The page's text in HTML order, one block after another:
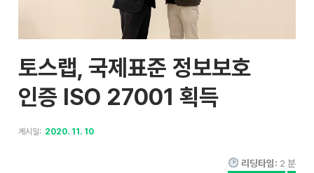
토스랩, 국제표준 정보보호
인증 ISO 27001 획득
게시일: 2020. 11. 10
리딩타임: 2 분